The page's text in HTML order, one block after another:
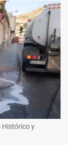
Histórico y